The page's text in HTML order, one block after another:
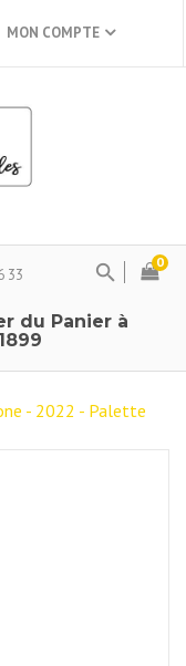
MON COMPTE
33
0
du Panier à
- 2022 - Palette